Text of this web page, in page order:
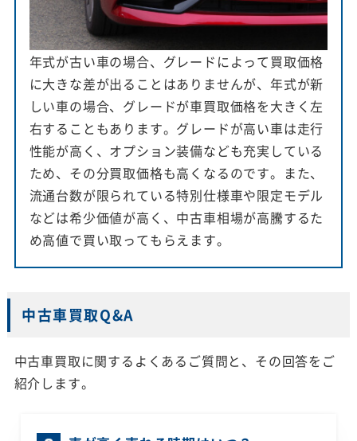
年式が古い車の場合、グレードによって買取価格
に大きな差が出ることはありませんが、年式が新
しい車の場合、グレードが車買取価格を大きく左
右することもあります。グレードが高い車は走行
性能が高く、オプション装備なども充実している
ため、その分買取価格も高くなるのです。また、
流通台数が限られている特別仕様車や限定モデル
などは希少価値が高く、中古車相場が高騰するた
め高値で買い取ってもらえます。
中古車買取Q&A
中古車買取に関するよくあるご質問と、その回答をご
紹介します。